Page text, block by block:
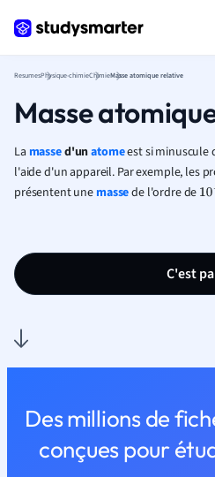
ResumesPhysique-chimieChimieMasse atomique relative
Masse
La massed'unatomeest si minuscule
l'aide d'un appareil. Par exemple, les
présentent une massede l'ordre de 10
C'est
Des millions de
conçues pour